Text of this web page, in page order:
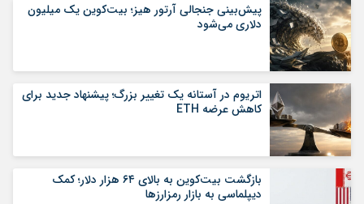
پیش‌بینی جنجالی آرتور هیز؛ بیت‌کوین یک میلیون
دلاری می‌شود
اتریوم در آستانه یک تغییر بزرگ؛ پیشنهاد جدید برای
کاهش عرضه ETH
بازگشت بیت‌کوین به بالای ۶۴ هزار دلار؛ کمک
دیپلماسی به بازار رمزارزها